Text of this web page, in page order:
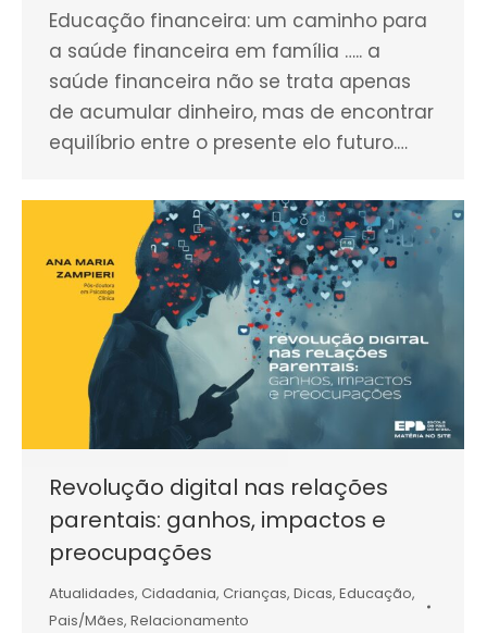
Educação financeira: um caminho para
a saúde financeira em família ….. a
saúde financeira não se trata apenas
de acumular dinheiro, mas de encontrar
equilíbrio entre o presente elo futuro.…
Revolução digital nas relações
parentais: ganhos, impactos e
preocupações
Atualidades, Cidadania, Crianças, Dicas, Educação,
Pais/Mães, Relacionamento